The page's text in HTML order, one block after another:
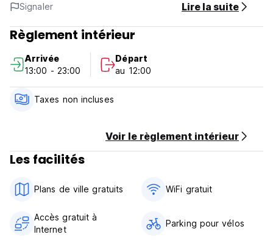
Signaler Lire la suite
Règlement intérieur
Arrivée
13:00 - 23:00
Départ
au 12:00
Taxes non incluses
Voir le règlement intérieur
Les facilités
Plans de ville gratuits WiFi gratuit
Accès gratuit à
Internet
Parking pour vélos